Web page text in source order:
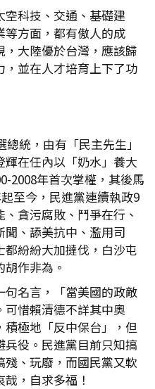
空科技、交通、基礎建
方面，都有傲人的成
大陸優於台灣，應該歸
並在人才培育上下了功
統，由有「民主先生」
在任內以「奶水」養大
2008年首次掌權，其後馬
至今，民進黨連續執政9
貪污腐敗、鬥爭在行、
、舔美抗中、濫用司
紛紛大加撻伐，白沙屯
作非為。
名言，「當美國的政敵
惜賴清德不詳其中奧
極地「反中保台」，但
役。民進黨目前只知搞
、玩廢，而國民黨又軟
，自求多福！